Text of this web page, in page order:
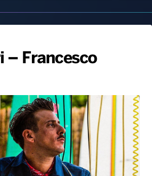
Hit Dance
e Spettacolo
Norba Consiglia
Novità
Astrabilia 2026
News TV
2026
– Francesco